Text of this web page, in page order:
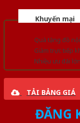
Khuyến mại
Quà tặng đồ
Giảm trực tiếp
Nhiều ưu đãi
TẢI BẢNG GIÁ
ĐĂNG